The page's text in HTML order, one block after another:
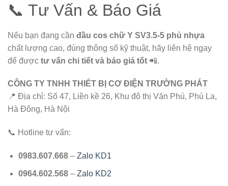
📞 Tư Vấn & Báo Giá
Nếu bạn đang cần đầu cos chữ Y SV3.5-5 phủ nhựa
chất lượng cao, đúng thông số kỹ thuật, hãy liên hệ ngay
để được tư vấn chi tiết và báo giá tốt 📲.
CÔNG TY TNHH THIẾT BỊ CƠ ĐIỆN TRƯỜNG PHÁT
📍 Địa chỉ: Số 47, Liền kề 26, Khu đô thị Văn Phú, Phú La,
Hà Đông, Hà Nội
📞 Hotline tư vấn:
0983.607.668– Zalo KD1
0964.602.568– Zalo KD2